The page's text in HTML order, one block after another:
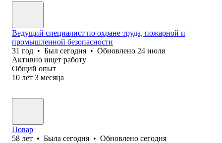
Ведущий специалист по охране труда, пожарной и
промышленной безопасности
31 год • Был сегодня • Обновлено 24 июля
Активно ищет работу
Общий опыт
10 лет 3 месяца
Повар
58 лет • Была сегодня • Обновлено сегодня